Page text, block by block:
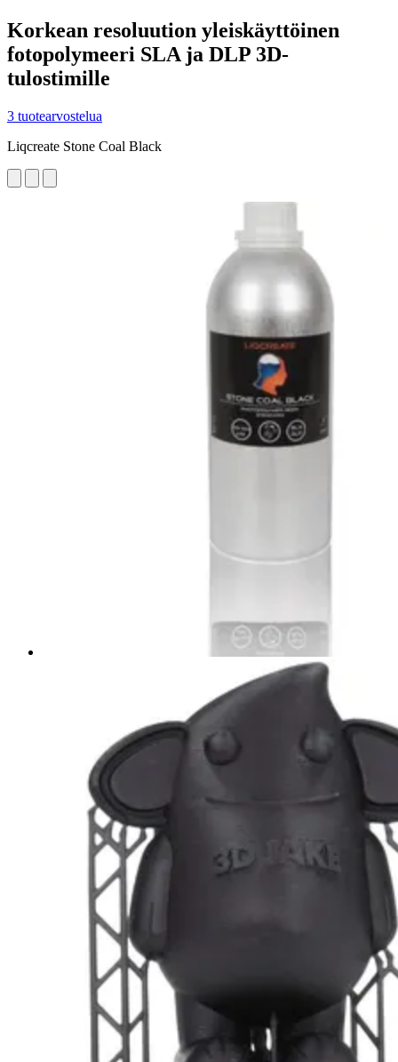
Korkean resoluution yleiskäyttöinen
fotopolymeeri SLA ja DLP 3D-
tulostimille
3 tuotearvostelua
Liqcreate Stone Coal Black